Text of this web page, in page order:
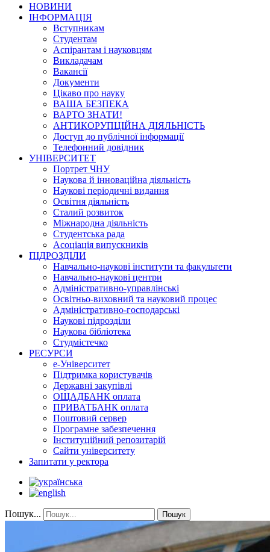
НОВИНИ
ІНФОРМАЦІЯ
Вступникам
Студентам
Аспірантам і науковцям
Викладачам
Вакансії
Документи
Цікаво про науку
ВАША БЕЗПЕКА
ВАРТО ЗНАТИ!
АНТИКОРУПЦІЙНА ДІЯЛЬНІСТЬ
Доступ до публічної інформації
Телефонний довідник
УНІВЕРСИТЕТ
Портрет ЧНУ
Наукова й інноваційна діяльність
Наукові періодичні видання
Освітня діяльність
Сталий розвиток
Міжнародна діяльність
Студентська рада
Асоціація випускників
ПІДРОЗДІЛИ
Навчально-наукові інститути та факультети
Навчально-наукові центри
Адміністративно-управлінські
Освітньо-виховний та науковий процес
Адміністративно-господарські
Наукові підрозділи
Наукова бібліотека
Студмістечко
РЕСУРСИ
е-Університет
Підтримка користувачів
Державні закупівлі
ОЩАДБАНК оплата
ПРИВАТБАНК оплата
Поштовий сервер
Програмне забезпечення
Інституційний репозитарій
Сайти університету
Запитати у ректора
Пошук... Пошук